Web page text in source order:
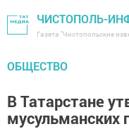
ЧИСТОПОЛЬ-
Газета "Чистопольские
ОБЩЕСТВО
В Татарстане
мусульманских